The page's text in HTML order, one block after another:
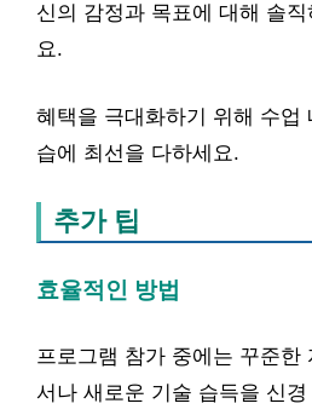
신의 감정과 목표에 대해 솔
요.
혜택을 극대화하기 위해 수업
습에 최선을 다하세요.
추가 팁
효율적인 방법
프로그램 참가 중에는 꾸준한
서나 새로운 기술 습득을 신